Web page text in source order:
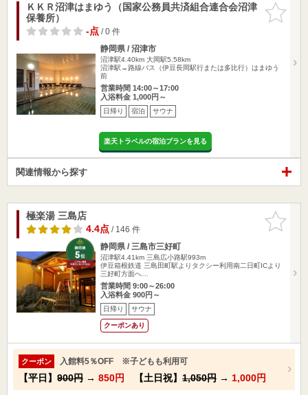
お気に入
りに追加
ＫＫＲ沼津はまゆう（国家公務員共済組合連合会沼津
保養所）
-点/ 0 件
静岡県 / 沼津市
沼津駅4.40km 大岡駅5.58km
沼津駅→路線バス（伊豆長岡駅行または多比行）はまゆう
前
営業時間 14:00～17:00
入浴料金 1,000円～
日帰り 宿泊 サウナ
楽天トラベルの宿泊プランを見る
関連情報から探す
お気に入
りに追加
極楽湯 三島店
4.4点/ 146 件
静岡県 / 三島市三好町
沼津駅4.41km 三島広小路駅993m
伊豆箱根鉄道 三島田町駅よりタクシー利用南二日町ICより
三好町方面へ…
営業時間 9:00～26:00
入浴料金 900円～
日帰り サウナ
クーポンあり
クーポン 入館料5％OFF ※子どもも利用可
【平日】 900円 → 850円 【土日祝】 1,050円 → 1,000円